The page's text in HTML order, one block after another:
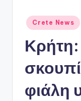
Αναρτήθηκε
σε
Crete News
Κρήτη:
φιάλη